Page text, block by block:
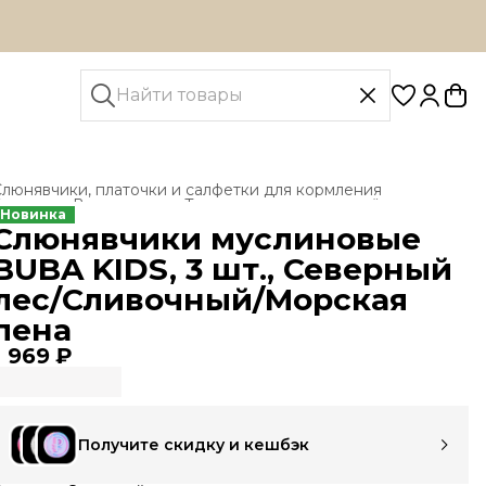
платочки и салфетки для кормления
Текстиль для новорождённых
Все товары
›
Новинка
муслиновые
KIDS, 3 шт., Северный
Сливочный/Морская
969 ₽
Получите скидку и кешбэк